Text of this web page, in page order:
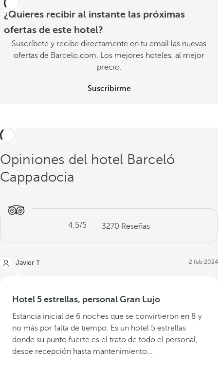
¿Quieres recibir al instante las próximas
ofertas de este hotel?
Suscríbete y recibe directamente en tu email las nuevas
ofertas de Barcelo.com. Los mejores hoteles, al mejor
precio.
Suscribirme
Opiniones del hotel Barceló
Cappadocia
4.5/5 3270 Reseñas
Javier T 2 feb 2024
Hotel 5 estrellas, personal Gran Lujo
Estancia inicial de 6 noches que se convirtieron en 8 y
no más por falta de tiempo. Es un hotel 5 estrellas
donde su punto fuerte es el trato de todo el personal,
desde recepción hasta mantenimiento...